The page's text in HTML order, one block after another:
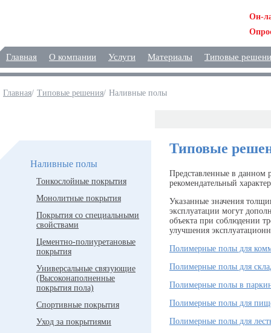
Он-
Главная О компании Услуги Материалы Типовые
Главная/ Типовые решения/ Наливные полы
Наливные полы
Тонкослойные покрытия
Монолитные покрытия
Покрытия со специальными
свойствами
Цементно-полиуретановые
покрытия
Универсальные связующие
(Высоконаполненные
покрытия пола)
Спортивные покрытия
Уход за покрытиями
Типовые
Представленные в данном
рекомендательный
Указанные значения
эксплуатации могут
объекта при соблюдении
улучшения
Полимерные полы для
Полимерные полы для
Полимерные полы в
Полимерные полы для
Полимерные полы для